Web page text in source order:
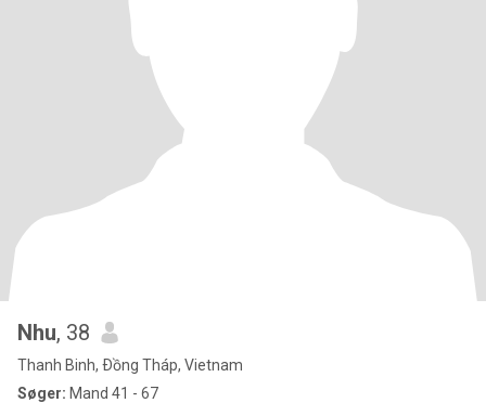
Nhu, 38
Thanh Binh, Ðồng Tháp, Vietnam
Søger: Mand 41 - 67